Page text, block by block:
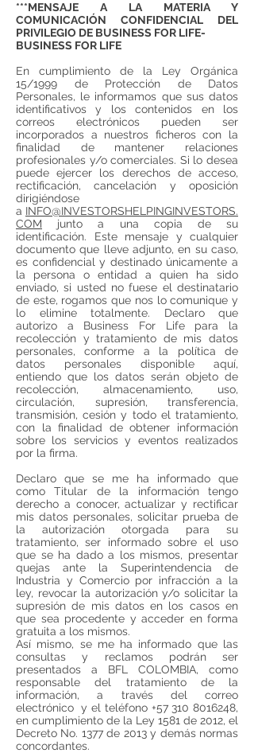
***MENSAJE A LA MATERIA Y
COMUNICACIÓN CONFIDENCIAL DEL
PRIVILEGIO DE BUSINESS FOR LIFE-
BUSINESS FOR LIFE
En cumplimiento de la Ley Orgánica
15/1999 de Protección de Datos
Personales, le informamos que sus datos
identificativos y los contenidos en los
correos electrónicos pueden ser
incorporados a nuestros ficheros con la
finalidad de mantener relaciones
profesionales y/o comerciales. Si lo desea
puede ejercer los derechos de acceso,
rectificación, cancelación y oposición
dirigiéndose
a INFO@INVESTORSHELPINGINVESTORS.
COM junto a una copia de su
identificación. Este mensaje y cualquier
documento que lleve adjunto, en su caso,
es confidencial y destinado únicamente a
la persona o entidad a quien ha sido
enviado, si usted no fuese el destinatario
de este, rogamos que nos lo comunique y
lo elimine totalmente. Declaro que
autorizo a Business For Life para la
recolección y tratamiento de mis datos
personales, conforme a la política de
datos personales disponible aquí,
entiendo que los datos serán objeto de
recolección, almacenamiento, uso,
circulación, supresión, transferencia,
transmisión, cesión y todo el tratamiento,
con la finalidad de obtener información
sobre los servicios y eventos realizados
por la firma.
Declaro que se me ha informado que
como Titular de la información tengo
derecho a conocer, actualizar y rectificar
mis datos personales, solicitar prueba de
la autorización otorgada para su
tratamiento, ser informado sobre el uso
que se ha dado a los mismos, presentar
quejas ante la Superintendencia de
Industria y Comercio por infracción a la
ley, revocar la autorización y/o solicitar la
supresión de mis datos en los casos en
que sea procedente y acceder en forma
gratuita a los mismos.
Así mismo, se me ha informado que las
consultas y reclamos podrán ser
presentados a BFL COLOMBIA, como
responsable del tratamiento de la
información, a través del correo
electrónico y el teléfono +57 310 8016248,
en cumplimiento de la Ley 1581 de 2012, el
Decreto No. 1377 de 2013 y demás normas
concordantes.